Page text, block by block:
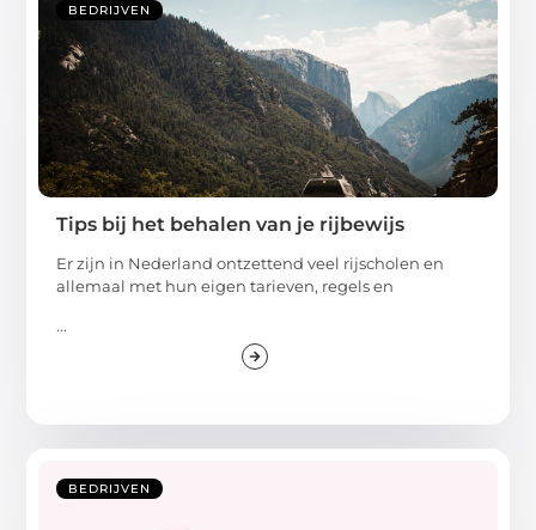
BEDRIJVEN
Tips bij het behalen van je rijbewijs
Er zijn in Nederland ontzettend veel rijscholen en
allemaal met hun eigen tarieven, regels en
...
BEDRIJVEN